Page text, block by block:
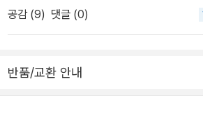
않는 실체이지만 그것들은 신을 제외한 이차
는 달릴 수 있다거나 달려도 괜찮다로 이어
이다. 어제 낮짬을 이용해 무척이나 서서히
다. 전시의 삶 가운데 겹쳐 쌓아올린 사상가
무엇을 얘기하려는지가 뚜렷하게 잡히는 몇
다. 많은 이야기거리를 남길 수 있겠다싶다.
친해지면 전부 알고싶다는 '둘이면서 하나'인
다. 거기에 덧붙여보면, 조금 친해지면 나 이
섞지 말았으며 싶은 부류들 말이다. 10p1.
몇 분이 더 붙어서도 잡아내질 못한다. 공기압
없는 것 같다고 콜하신다. -3작업실에 들러
문을 하고 가려던 참인데 타이어 압력이 떨
에 잡아내신다. 이런 노련함이란, 이건 못이
공감 (9) 댓글 (0)
반품/교환 안내